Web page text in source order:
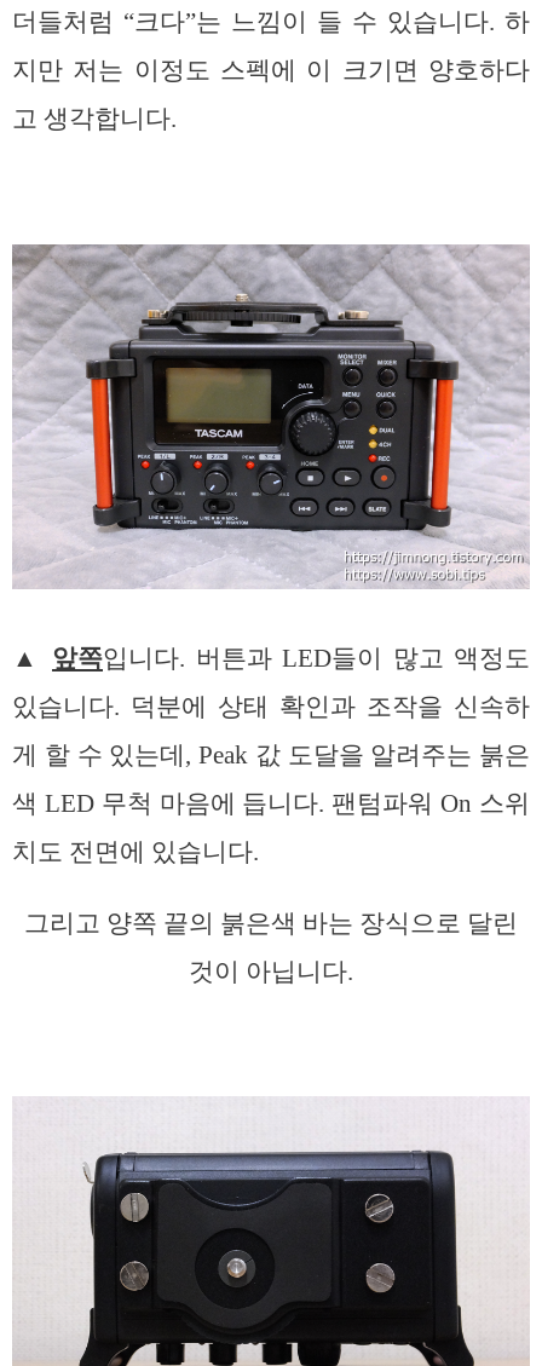
더들처럼 “크다”는 느낌이 들 수 있습니다. 하
지만 저는 이정도 스펙에 이 크기면 양호하다
고 생각합니다.
▲ 앞쪽입니다. 버튼과 LED들이 많고 액정도
있습니다. 덕분에 상태 확인과 조작을 신속하
게 할 수 있는데, Peak 값 도달을 알려주는 붉은
색 LED 무척 마음에 듭니다. 팬텀파워 On 스위
치도 전면에 있습니다.
그리고 양쪽 끝의 붉은색 바는 장식으로 달린
것이 아닙니다.